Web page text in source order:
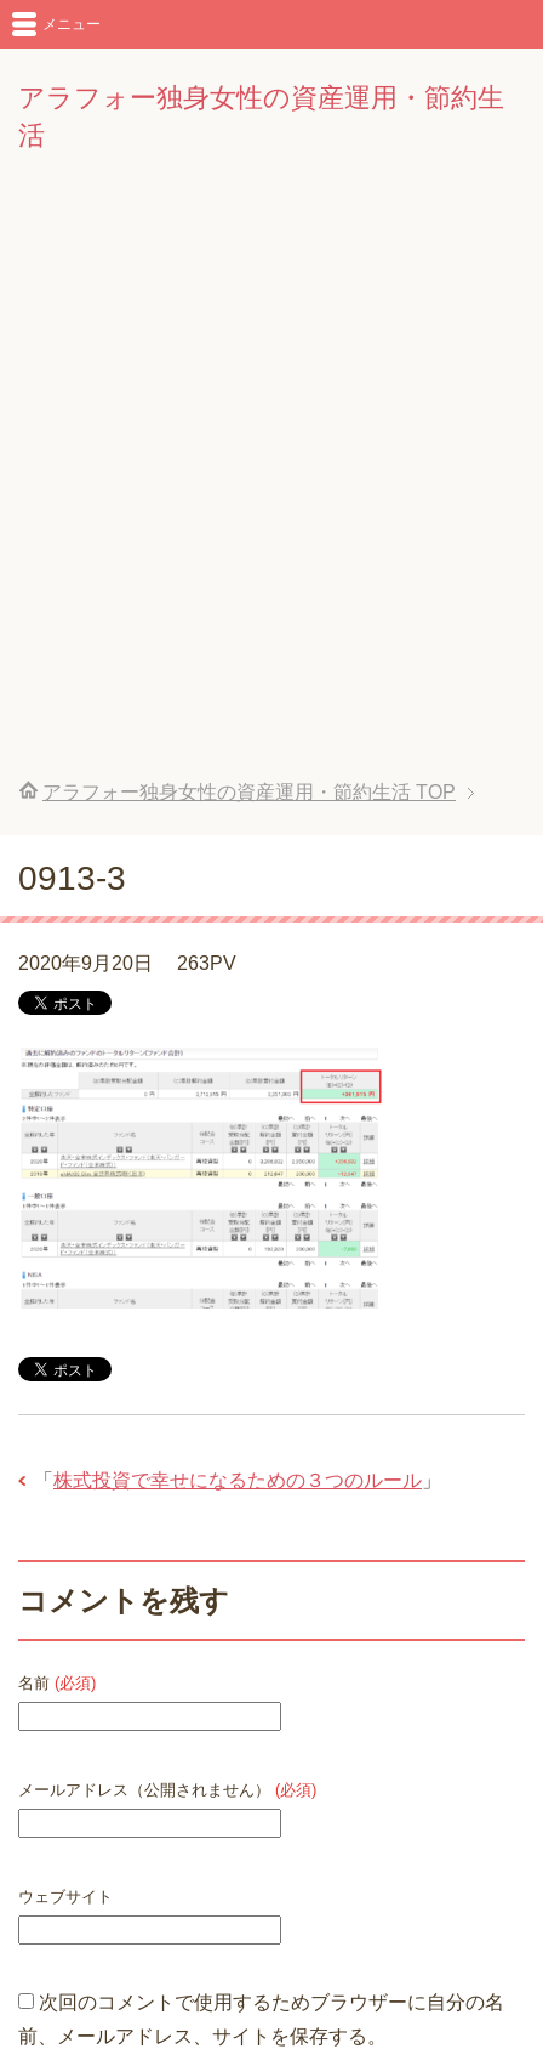
アラフォー独身女性の資産運用・節約生
活
メニュー
アラフォー独身女性の資産運用・節約生活 TOP
0913-3
2020年9月20日 263PV
「 株式投資で幸せになるための３つのルール 」
コメントを残す
名前 (必須)
メールアドレス（公開されません） (必須)
ウェブサイト
次回のコメントで使用するためブラウザーに自分の名
前、メールアドレス、サイトを保存する。